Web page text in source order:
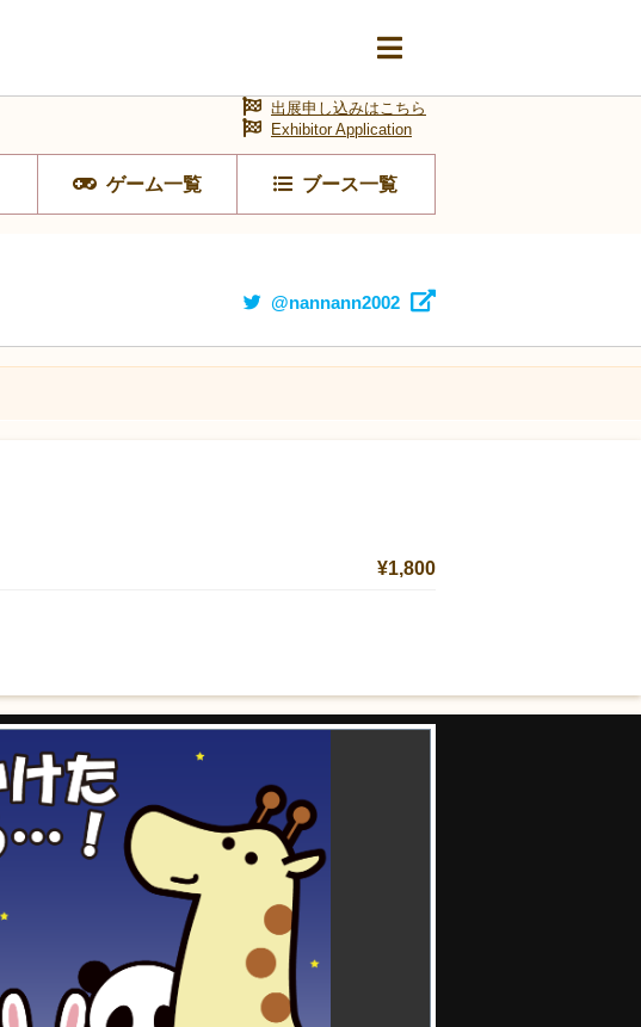
ゲーム一覧 ブース一覧
出展申し込みはこちら
Exhibitor Application
@nannann2002
¥1,800